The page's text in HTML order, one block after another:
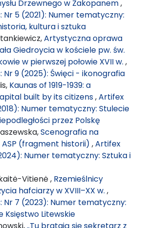
Drzewnego w Zakopanem,
Nr 5 (2021): Numer tematyczny:
kultura i sztuka
Artystyczna oprawa
Giedroycia w kościele pw. św.
w pierwszej połowie XVII w. ,
Nr 9 (2025): Święci - ikonografia
Kaunas of 1919-1939: a
built by its citizens,Artifex
Numer tematyczny: Stulecie
przez Polskę
Scenografia na
ASP (fragment historii) ,Artifex
Numer tematyczny: Sztuka i
Vitienė , Rzemieślnicy
hafciarzy w XVIII–XX w. ,
Nr 7 (2023): Numer tematyczny:
Księstwo Litewskie